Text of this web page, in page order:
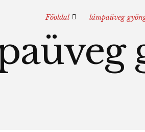
Főoldal lámpaüveg